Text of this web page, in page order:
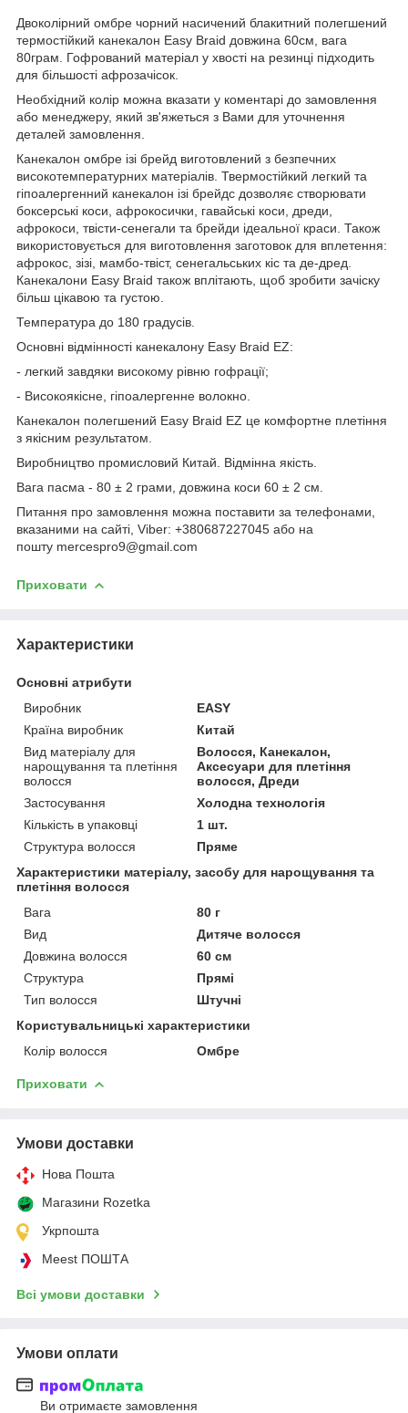
Двоколірний омбре чорний насичений блакитний полегшений
термостійкий канекалон Easy Braid довжина 60см, вага
80грам. Гофрований матеріал у хвості на резинці підходить
для більшості афрозачісок.
Необхідний колір можна вказати у коментарі до замовлення
або менеджеру, який зв'яжеться з Вами для уточнення
деталей замовлення.
Канекалон омбре ізі брейд виготовлений з безпечних
високотемпературних матеріалів. Твермостійкий легкий та
гіпоалергенний канекалон ізі брейдс дозволяє створювати
боксерські коси, афрокосички, гавайські коси, дреди,
афрокоси, твісти-сенегали та брейди ідеальної краси. Також
використовується для виготовлення заготовок для вплетення:
афрокос, зізі, мамбо-твіст, сенегальських кіс та де-дред.
Канекалони Easy Braid також вплітають, щоб зробити зачіску
більш цікавою та густою.
Температура до 180 градусів.
Основні відмінності канекалону Easy Braid EZ:
- легкий завдяки високому рівню гофрації;
- Високоякісне, гіпоалергенне волокно.
Канекалон полегшений Easy Braid EZ це комфортне плетіння
з якісним результатом.
Виробництво промисловий Китай. Відмінна якість.
Вага пасма - 80 ± 2 грами, довжина коси 60 ± 2 см.
Питання про замовлення можна поставити за телефонами,
вказаними на сайті, Viber: +380687227045 або на
пошту mercespro9@gmail.com
Приховати
Характеристики
Основні атрибути
Виробник
EASY
Країна виробник
Китай
Вид матеріалу для
нарощування та плетіння
волосся
Волосся, Канекалон,
Аксесуари для плетіння
волосся, Дреди
Застосування
Холодна технологія
Кількість в упаковці
1 шт.
Структура волосся
Пряме
Характеристики матеріалу, засобу для нарощування та
плетіння волосся
Вага
80 г
Вид
Дитяче волосся
Довжина волосся
60 см
Структура
Прямі
Тип волосся
Штучні
Користувальницькі характеристики
Колір волосся
Омбре
Приховати
Умови доставки
Нова Пошта
Магазини Rozetka
Укрпошта
Meest ПОШТА
Всі умови доставки
Умови оплати
Ви отримаєте замовлення